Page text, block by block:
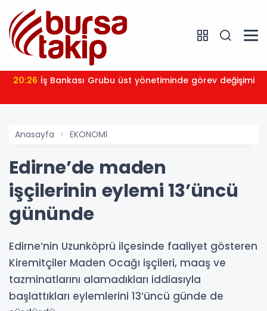
20:26 İş Bankası Grubu üst yönetiminde görev değişimi
Anasayfa EKONOMİ
Edirne’de maden
işçilerinin eylemi 13’üncü
gününde
Edirne’nin Uzunköprü ilçesinde faaliyet gösteren
Kiremitçiler Maden Ocağı işçileri, maaş ve
tazminatlarını alamadıkları iddiasıyla
başlattıkları eylemlerini 13’üncü günde de